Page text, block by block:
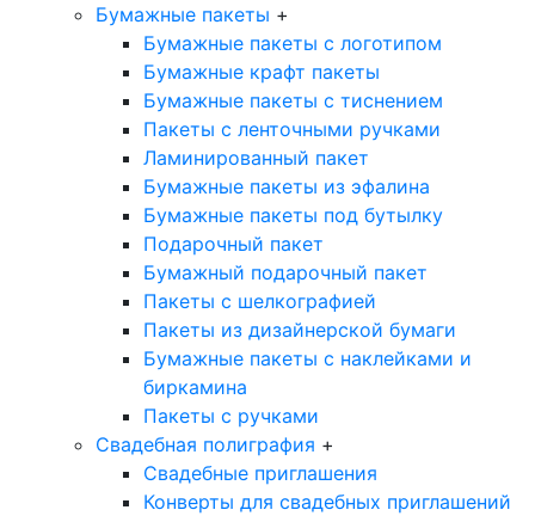
Бумажные пакеты +
Бумажные пакеты с логотипом
Бумажные крафт пакеты
Бумажные пакеты с тиснением
Пакеты с ленточными ручками
Ламинированный пакет
Бумажные пакеты из эфалина
Бумажные пакеты под бутылку
Подарочный пакет
Бумажный подарочный пакет
Пакеты с шелкографией
Пакеты из дизайнерской бумаги
Бумажные пакеты с наклейками и
биркамина
Пакеты с ручками
Свадебная полиграфия +
Свадебные приглашения
Конверты для свадебных приглашений